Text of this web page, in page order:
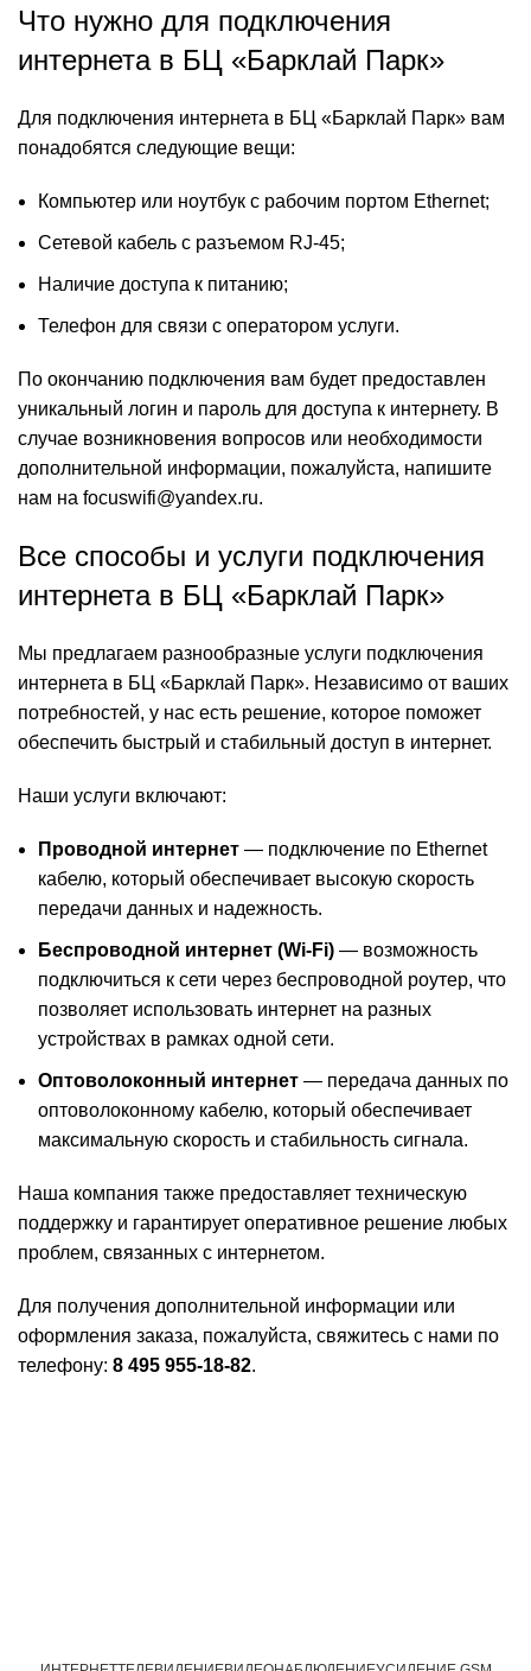
Что нужно для подключения
интернета в БЦ «Барклай Парк»
Для подключения интернета в БЦ «Барклай Парк» вам
понадобятся следующие вещи:
Компьютер или ноутбук с рабочим портом Ethernet;
Сетевой кабель с разъемом RJ-45;
Наличие доступа к питанию;
Телефон для связи с оператором услуги.
По окончанию подключения вам будет предоставлен
уникальный логин и пароль для доступа к интернету. В
случае возникновения вопросов или необходимости
дополнительной информации, пожалуйста, напишите
нам на focuswifi@yandex.ru.
Все способы и услуги подключения
интернета в БЦ «Барклай Парк»
Мы предлагаем разнообразные услуги подключения
интернета в БЦ «Барклай Парк». Независимо от ваших
потребностей, у нас есть решение, которое поможет
обеспечить быстрый и стабильный доступ в интернет.
Наши услуги включают:
Проводной интернет — подключение по Ethernet
кабелю, который обеспечивает высокую скорость
передачи данных и надежность.
Беспроводной интернет (Wi-Fi) — возможность
подключиться к сети через беспроводной роутер, что
позволяет использовать интернет на разных
устройствах в рамках одной сети.
Оптоволоконный интернет — передача данных по
оптоволоконному кабелю, который обеспечивает
максимальную скорость и стабильность сигнала.
Наша компания также предоставляет техническую
поддержку и гарантирует оперативное решение любых
проблем, связанных с интернетом.
Для получения дополнительной информации или
оформления заказа, пожалуйста, свяжитесь с нами по
телефону: 8 495 955-18-82.